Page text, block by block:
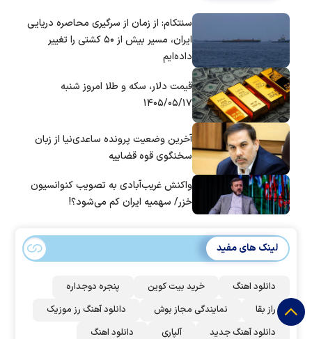
سنتکام: از زمان از سرگیری محاصره دریایی
ایران، مسیر بیش از ۵۰ کشتی را تغییر
داده‌ایم
قیمت دلار، سکه و طلا امروز شنبه
۱۴۰۵/۰۵/۱۷
آخرین وضعیت پرونده ساعدی‌نیا از زبان
سخنگوی قوه قضاییه
واکنش غریب‌آبادی به تصویب کنوانسیون
خزر/ سهمیه ایران کم می‌شود؟!
لینک های مفید
دانلود اهنگ خرید بیت کوین
پنجره دوجداره
راز بقا
نمایندگی مجاز بوش
دانلود آهنگ رز‌ موزیک
دانلود آهنگ جدید
آلپاری دانلود اهنگ